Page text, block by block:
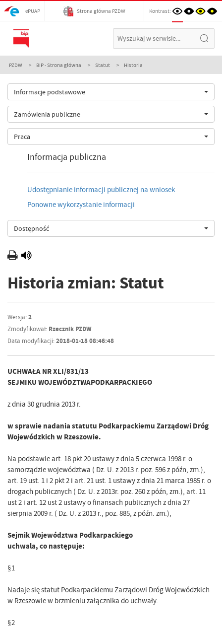
ePUAP Strona główna PZDW Kontrast:
PZDW BIP - Strona główna Statut Historia
Informacje podstawowe
Zamówienia publiczne
Praca
Informacja publiczna
Udostępnianie informacji publicznej na wniosek
Ponowne wykorzystanie informacji
Dostępność
Historia zmian: Statut
Wersja:2
Zmodyfikował: Rzecznik PZDW
Data modyfikacji:2018-01-18 08:46:48
UCHWAŁA NR XLI/831/13
SEJMIKU WOJEWÓDZTWAPODKARPACKIEGO
z dnia 30 grudnia 2013 r.
w sprawie nadania statutu Podkarpackiemu Zarządowi Dróg
Wojewódzkich w Rzeszowie.
Na podstawie art. 18 pkt 20 ustawy z dnia 5 czerwca 1998 r. o
samorządzie województwa ( Dz. U. z 2013 r. poz. 596 z późn, zm.),
art. 19 ust. 1 i 2 pkt 2 i art. 21 ust. 1 ustawy z dnia 21 marca 1985 r. o
drogach publicznych ( Dz. U. z 2013r. poz. 260 z późn, zm.), art. 11
ust 2 i art. 12 ust 2 ustawy o finansach publicznych z dnia 27
sierpnia 2009 r. ( Dz. U. z 2013 r., poz. 885, z późn. zm.),
Sejmik Województwa Podkarpackiego
uchwala, co następuje:
§1
Nadaje się statut Podkarpackiemu Zarządowi Dróg Wojewódzkich
w Rzeszowie w brzmieniu załącznika do uchwały.
§2